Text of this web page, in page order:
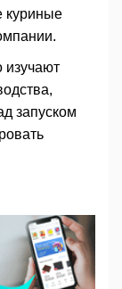
куриные
изучают
запуском